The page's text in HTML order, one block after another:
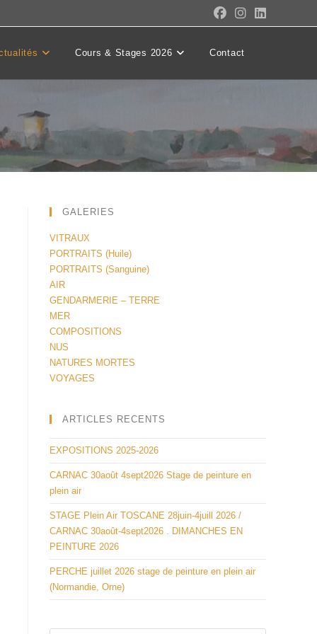
Cours & Stages 2026 Contact
GALERIES
VITRAUX
PORTRAITS (Huile)
PORTRAITS (Sanguine)
AIR
GENDARMERIE – TERRE
MER
COMPOSITIONS
NUS
NATURES MORTES
VOYAGES
ARTICLES RECENTS
EXPOSITIONS 2025-2026
CARNAC 30août 4sept2026 Stage de peinture en
plein air
STAGE Plein Air TOSCANE 28juin-4juill 2026 /
CARNAC 30août-4sept2026 . DIMANCHES EN
PEINTURE 2026
PERCHE juillet 2026 stage de peinture en plein air
(Normandie, Orne)